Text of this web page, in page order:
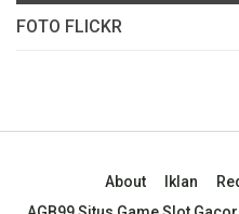
FOTO FLICKR
About Iklan